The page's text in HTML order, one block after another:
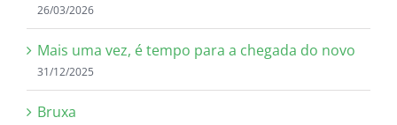
26/03/2026
Mais uma vez, é tempo para a chegada do novo
31/12/2025
Bruxa